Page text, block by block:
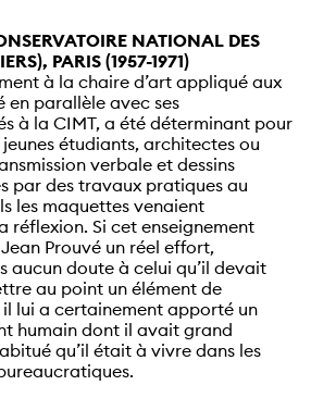
NATIONAL DES
PARIS (1957-1971)
à la chaire d’art appliqué aux
en parallèle avec ses
à la CIMT, a été déterminant pour
étudiants, architectes ou
verbale et dessins
par des travaux pratiques au
les maquettes venaient
réflexion. Si cet enseignement
Prouvé un réel effort,
aucun doute à celui qu’il devait
au point un élément de
lui a certainement apporté un
humain dont il avait grand
qu’il était à vivre dans les